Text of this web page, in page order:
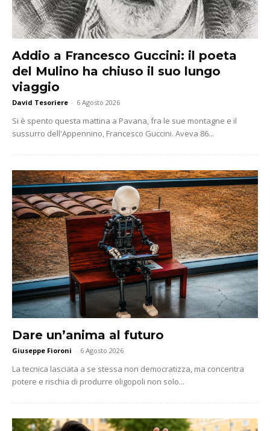
Addio a Francesco Guccini: il poeta
del Mulino ha chiuso il suo lungo
viaggio
David Tesoriere - 6 Agosto 2026
Si è spento questa mattina a Pavana, fra le sue montagne e il
sussurro dell'Appennino, Francesco Guccini. Aveva 86...
Dare un’anima al futuro
Giuseppe Fioroni - 6 Agosto 2026
La tecnica lasciata a se stessa non democratizza, ma concentra
potere e rischia di produrre oligopoli non solo...